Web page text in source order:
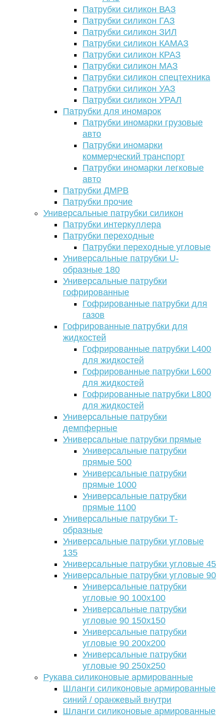
Патрубки силикон ВАЗ
Патрубки силикон ГАЗ
Патрубки силикон ЗИЛ
Патрубки силикон КАМАЗ
Патрубки силикон КРАЗ
Патрубки силикон МАЗ
Патрубки силикон спецтехника
Патрубки силикон УАЗ
Патрубки силикон УРАЛ
Патрубки для иномарок
Патрубки иномарки грузовые
авто
Патрубки иномарки
коммерческий транспорт
Патрубки иномарки легковые
авто
Патрубки ДМРВ
Патрубки прочие
Универсальные патрубки силикон
Патрубки интеркуллера
Патрубки переходные
Патрубки переходные угловые
Универсальные патрубки U-
образные 180
Универсальные патрубки
гофрированные
Гофрированные патрубки для
газов
Гофрированные патрубки для
жидкостей
Гофрированные патрубки L400
для жидкостей
Гофрированные патрубки L600
для жидкостей
Гофрированные патрубки L800
для жидкостей
Универсальные патрубки
демпферные
Универсальные патрубки прямые
Универсальные патрубки
прямые 500
Универсальные патрубки
прямые 1000
Универсальные патрубки
прямые 1100
Универсальные патрубки Т-
образные
Универсальные патрубки угловые
135
Универсальные патрубки угловые 45
Универсальные патрубки угловые 90
Универсальные патрубки
угловые 90 100х100
Универсальные патрубки
угловые 90 150х150
Универсальные патрубки
угловые 90 200х200
Универсальные патрубки
угловые 90 250х250
Рукава силиконовые армированные
Шланги силиконовые армированные
синий / оранжевый внутри
Шланги силиконовые армированные